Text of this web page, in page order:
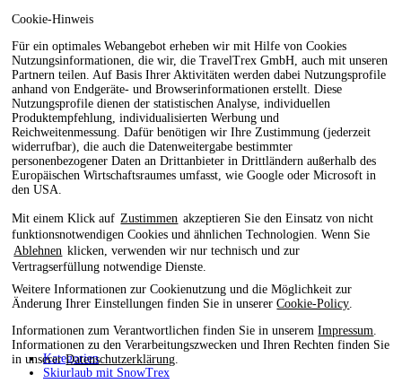
Cookie-Hinweis
Für ein optimales Webangebot erheben wir mit Hilfe von Cookies
Nutzungsinformationen, die wir, die TravelTrex GmbH, auch mit unseren
Partnern teilen. Auf Basis Ihrer Aktivitäten werden dabei Nutzungsprofile
anhand von Endgeräte- und Browserinformationen erstellt. Diese
Nutzungsprofile dienen der statistischen Analyse, individuellen
Produktempfehlung, individualisierten Werbung und
Reichweitenmessung. Dafür benötigen wir Ihre Zustimmung (jederzeit
widerrufbar), die auch die Datenweitergabe bestimmter
personenbezogener Daten an Drittanbieter in Drittländern außerhalb des
Europäischen Wirtschaftsraumes umfasst, wie Google oder Microsoft in
den USA.
Mit einem Klick auf Zustimmen akzeptieren Sie den Einsatz von nicht
funktionsnotwendigen Cookies und ähnlichen Technologien. Wenn Sie
Ablehnen klicken, verwenden wir nur technisch und zur
Vertragserfüllung notwendige Dienste.
Weitere Informationen zur Cookienutzung und die Möglichkeit zur
Änderung Ihrer Einstellungen finden Sie in unsererCookie-Policy
Informationen zum Verantwortlichen finden Sie in unseremImpressum
Informationen zu den Verarbeitungszwecken und Ihren Rechten finden Sie
in unsererDatenschutzerklärung
Kategorien
Skiurlaub mit SnowTrex